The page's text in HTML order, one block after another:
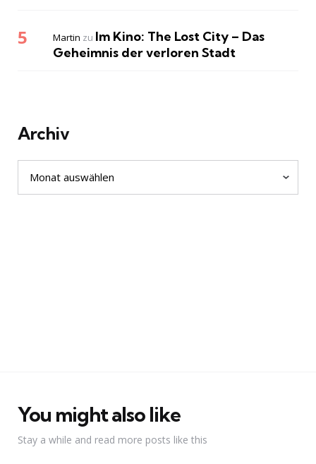
Martin zu Im Kino: The Lost City – Das
Geheimnis der verloren Stadt
Archiv
You might also like
Stay a while and read more posts like this